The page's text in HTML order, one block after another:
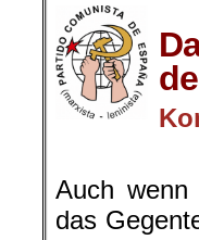
Auch
das